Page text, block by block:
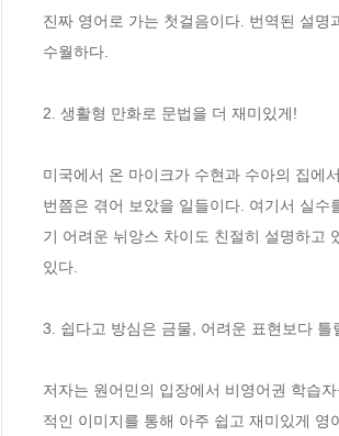
진짜 영어로 가는 첫걸음이다. 번역된 설
수월하다.
2. 생활형 만화로 문법을 더 재미있게!
미국에서 온 마이크가 수현과 수아의 집에
번쯤은 겪어 보았을 일들이다. 여기서 실
기 어려운 뉘앙스 차이도 친절히 설명하고
있다.
3. 쉽다고 방심은 금물, 어려운 표현보다
저자는 원어민의 입장에서 비영어권 학습
적인 이미지를 통해 아주 쉽고 재미있게